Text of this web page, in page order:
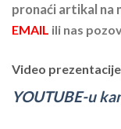
pronaći artikal na
EMAIL ili nas
Video
YOUTUBE-u